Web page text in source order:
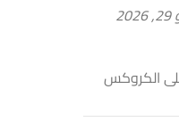
الكروكس